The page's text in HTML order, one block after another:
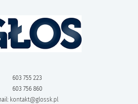
603 755 223
603 756 860
kontakt@glossk.pl